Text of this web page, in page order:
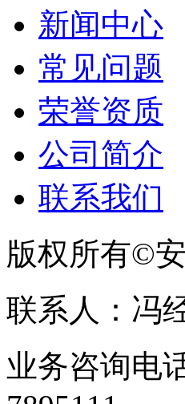
新闻中心
常见问题
荣誉资质
公司简介
联系我们
版权所有©
联系人：冯
业务咨询电